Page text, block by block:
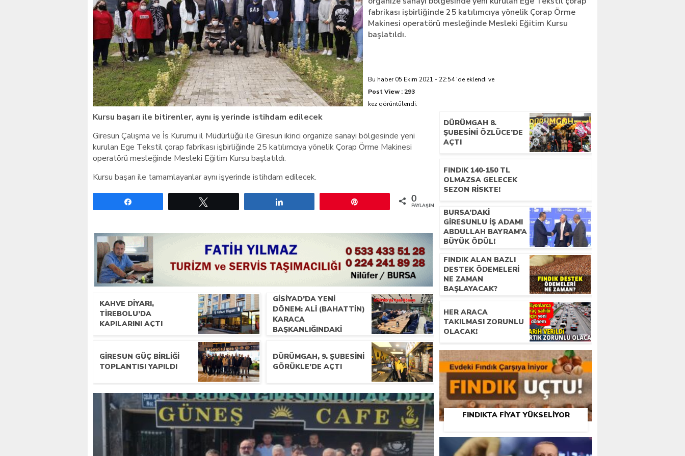
Giresunlu sürücü Orhangazi’de hayatını kaybetti
fabrikası işbirliğinde 25 katılımcıya yönelik Çorap Örme
Makinesi operatörü mesleğinde Mesleki Eğitim Kursu
başlatıldı.
Bu haber 05 Ekim 2021 - 22:54 'de eklendi ve
Post View : 293
kez görüntülendi.
Kursu başarı ile bitirenler, aynı iş yerinde istihdam edilecek
Giresun Çalışma ve İs Kurumu il Müdürlüğü ile Giresun ikinci organize sanayi bölgesinde yeni
kurulan Ege Tekstil çorap fabrikası işbirliğinde 25 katılımcıya yönelik Çorap Örme Makinesi
operatörü mesleğinde Mesleki Eğitim Kursu başlatıldı.
Kursu başarı ile tamamlayanlar aynı işyerinde istihdam edilecek.
0
PAYLAŞIMLAR
KAHVE DIYARI,
TIREBOLU’DA
KAPILARINI AÇTI
GİSİYAD’DA YENI
DÖNEM: ALI (BAHATTIN)
KARACA
BAŞKANLIĞINDAKI
TOPLANTISINI
GERÇEKLEŞTIRDI
GIRESUN GÜÇ BIRLIĞI
TOPLANTISI YAPILDI
DÜRÜMGAH, 9. ŞUBESINI
GÖRÜKLE’DE AÇTI
DÜRÜMGAH 8.
ŞUBESINI ÖZLÜCE’DE
AÇTI
FINDIK 140-150 TL
OLMAZSA GELECEK
SEZON RISKTE!
BURSA’DAKI
GIRESUNLU İŞ ADAMI
ABDULLAH BAYRAM’A
BÜYÜK ÖDÜL!
FINDIK ALAN BAZLI
DESTEK ÖDEMELERI
NE ZAMAN
BAŞLAYACAK?
HER ARACA
TAKILMASI ZORUNLU
OLACAK!
FINDIKTA FIYAT YÜKSELIYOR